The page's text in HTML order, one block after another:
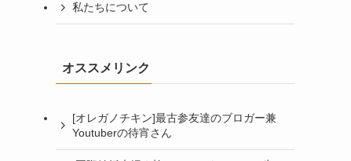
私たちについて
オススメリンク
[オレガノチキン]最古参友達のブロガー兼
Youtuberの待宵さん